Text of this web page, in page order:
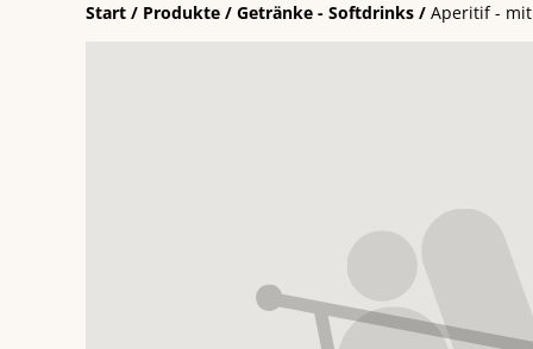
Start / Produkte / Getränke - Softdrinks / Aperitif -